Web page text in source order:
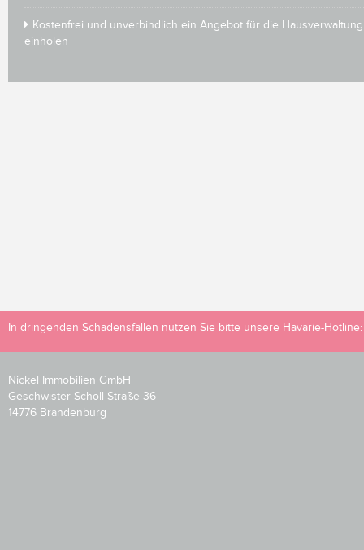
Kostenfrei und unverbindlich ein Angebot für die Hausverwaltung
einholen
In dringenden Schadensfällen nutzen Sie bitte unsere Havarie-
Nickel Immobilien GmbH
Geschwister-Scholl-Straße 36
14776 Brandenburg